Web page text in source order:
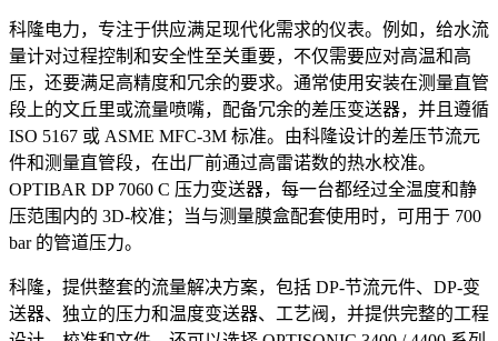
科隆电力，专注于供应满足现代化需求的仪表。例如，给水流
量计对过程控制和安全性至关重要，不仅需要应对高温和高
压，还要满足高精度和冗余的要求。通常使用安装在测量直管
段上的文丘里或流量喷嘴，配备冗余的差压变送器，并且遵循
ISO 5167 或 ASME MFC-3M 标准。由科隆设计的差压节流元
件和测量直管段，在出厂前通过高雷诺数的热水校准。
OPTIBAR DP 7060 C 压力变送器，每一台都经过全温度和静
压范围内的 3D-校准；当与测量膜盒配套使用时，可用于 700
bar 的管道压力。
科隆，提供整套的流量解决方案，包括 DP-节流元件、DP-变
送器、独立的压力和温度变送器、工艺阀，并提供完整的工程